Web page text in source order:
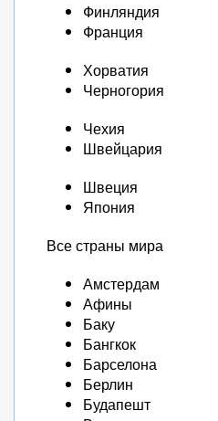
Финляндия
Франция
Хорватия
Черногория
Чехия
Швейцария
Швеция
Япония
Все страны мира
Амстердам
Афины
Баку
Бангкок
Барселона
Берлин
Будапешт